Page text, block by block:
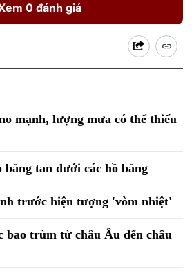
0 đánh giá
mạnh, lượng mưa có thể thiếu
băng tan dưới các hồ băng
trước hiện tượng 'vòm nhiệt'
bao trùm từ châu Âu đến châu